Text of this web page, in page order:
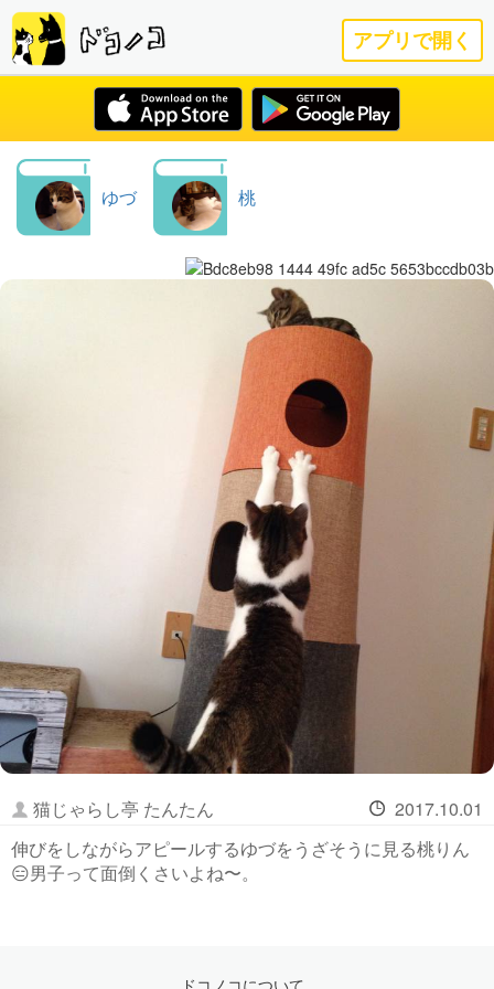
アプリで開く
ゆづ 桃
猫じゃらし亭 たんたん
2017.10.01
伸びをしながらアピールするゆづをうざそうに見る桃りん
😑男子って面倒くさいよね〜。